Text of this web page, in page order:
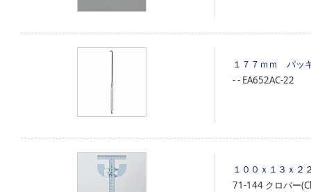
１７７ｍｍ パッ
‐‐ EA652AC-22
１００ｘ１３ｘ
71‐144 クロバー